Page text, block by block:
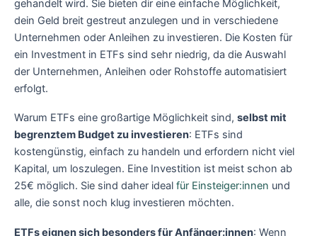
gehandelt wird. Sie bieten dir eine einfache Möglichkeit,
dein Geld breit gestreut anzulegen und in verschiedene
Unternehmen oder Anleihen zu investieren. Die Kosten für
ein Investment in ETFs sind sehr niedrig, da die Auswahl
der Unternehmen, Anleihen oder Rohstoffe automatisiert
erfolgt.
Warum ETFs eine großartige Möglichkeit sind, selbst mit
begrenztem Budget zu investieren: ETFs sind
kostengünstig, einfach zu handeln und erfordern nicht viel
Kapital, um loszulegen. Eine Investition ist meist schon ab
25€ möglich. Sie sind daher ideal für Einsteiger:innen und
alle, die sonst noch klug investieren möchten.
ETFs eignen sich besonders für Anfänger:innen: Wenn